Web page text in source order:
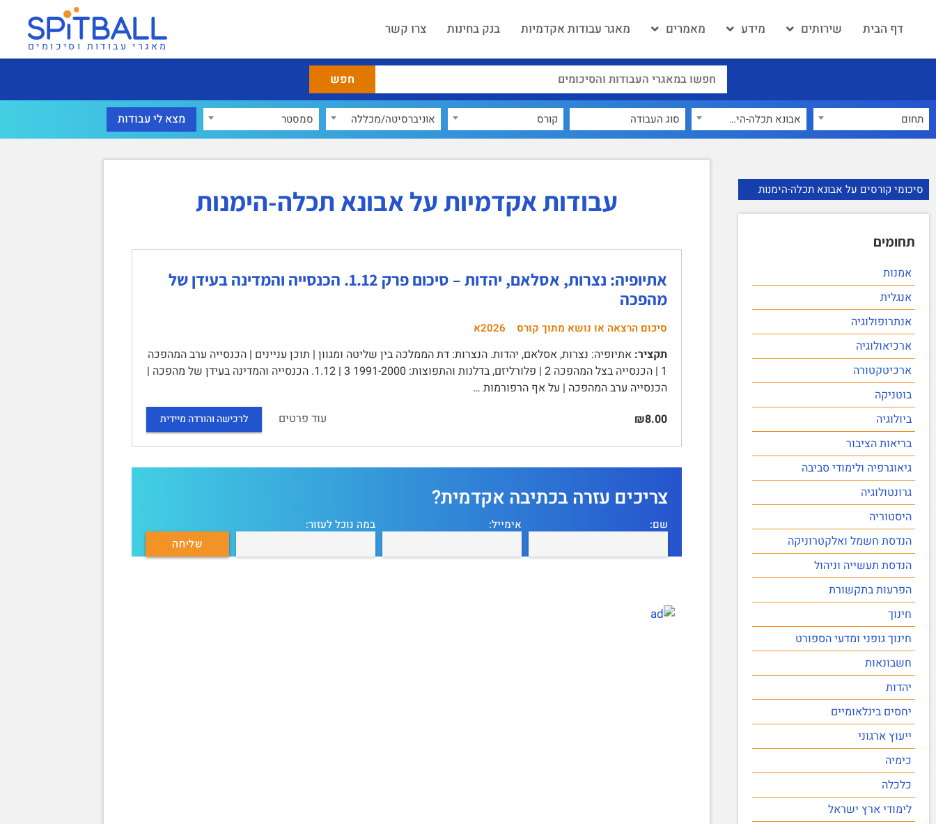
דף הבית שירותים מידע מאמרים מאגר עבודות אקדמיות בנק בחינות צרו קשר
מאגרי עבודות וסיכומים
תחום אבונא תכלה-הימנות קורס אוניברסיטה/מכללה סמסטר
סיכומי קורסים על אבונא תכלה-הימנות
תחומים
אמנות
אנגלית
אנתרופולוגיה
ארכיאולוגיה
ארכיטקטורה
בוטניקה
ביולוגיה
בריאות הציבור
גיאוגרפיה ולימודי סביבה
גרונטולוגיה
היסטוריה
הנדסת חשמל ואלקטרוניקה
הנדסת תעשייה וניהול
הפרעות בתקשורת
חינוך
חינוך גופני ומדעי הספורט
חשבונאות
יהדות
יחסים בינלאומיים
ייעוץ ארגוני
כימיה
כלכלה
לימודי ארץ ישראל
עבודות אקדמיות על אבונא תכלה-הימנות
אתיופיה: נצרות, אסלאם, יהדות – סיכום פרק 1.12. הכנסייה והמדינה בעידן של
מהפכה
סיכום הרצאה או נושא מתוך קורס 2026א
תקציר: אתיופיה: נצרות, אסלאם, יהדות. הנצרות: דת הממלכה בין שליטה ומגוון | תוכן עניינים | הכנסייה ערב המהפכה
1 | הכנסייה בצל המהפכה 2 | פלורליזם, בדלנות והתפוצות: 1991-2000 3 | 1.12. הכנסייה והמדינה בעידן של מהפכה |
הכנסייה ערב המהפכה | על אף הרפורמות …
₪8.00
עוד פרטים לרכישה והורדה מיידית
צריכים עזרה בכתיבה אקדמית?
שם: אימייל: במה נוכל לעזור: